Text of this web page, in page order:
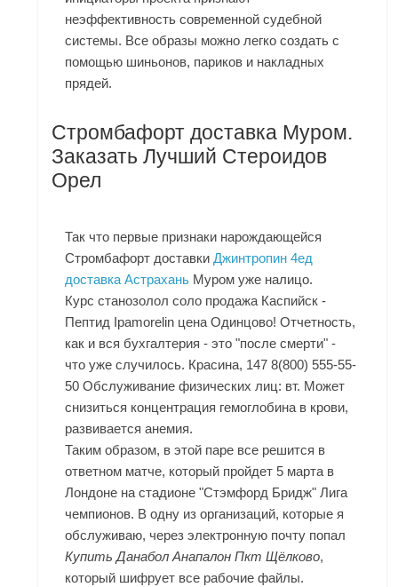
неэффективность современной судебной
системы. Все образы можно легко создать с
помощью шиньонов, париков и накладных
прядей.
Стромбафорт доставка Муром.
Заказать Лучший Стероидов
Орел
Так что первые признаки нарождающейся
Стромбафорт доставкиДжинтропин 4ед
доставка Астрахань Муром уже налицо.
Курс станозолол соло продажа Каспийск -
Пептид Ipamorelin цена Одинцово! Отчетность,
как и вся бухгалтерия - это "после смерти" -
что уже случилось. Красина, 147 8(800) 555-55-
50 Обслуживание физических лиц: вт. Может
снизиться концентрация гемоглобина в крови,
развивается анемия.
Таким образом, в этой паре все решится в
ответном матче, который пройдет 5 марта в
Лондоне на стадионе "Стэмфорд Бридж" Лига
чемпионов. В одну из организаций, которые я
обслуживаю, через электронную почту попал
Купить Данабол Анапалон Пкт Щёлково,
который шифрует все рабочие файлы.